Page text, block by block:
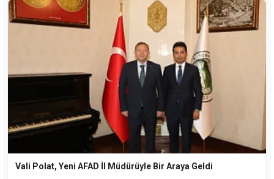
Vali Polat, Yeni AFAD İl Müdürüyle Bir Araya Geldi